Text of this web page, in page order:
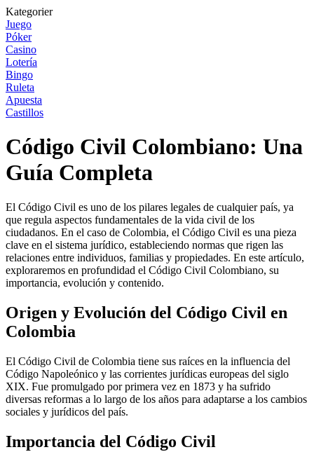
Kategorier
Juego
Póker
Casino
Lotería
Bingo
Ruleta
Apuesta
Castillos
Código Civil Colombiano: Una
Guía Completa
El Código Civil es uno de los pilares legales de cualquier país, ya
que regula aspectos fundamentales de la vida civil de los
ciudadanos. En el caso de Colombia, el Código Civil es una pieza
clave en el sistema jurídico, estableciendo normas que rigen las
relaciones entre individuos, familias y propiedades. En este artículo,
exploraremos en profundidad el Código Civil Colombiano, su
importancia, evolución y contenido.
Origen y Evolución del Código Civil en
Colombia
El Código Civil de Colombia tiene sus raíces en la influencia del
Código Napoleónico y las corrientes jurídicas europeas del siglo
XIX. Fue promulgado por primera vez en 1873 y ha sufrido
diversas reformas a lo largo de los años para adaptarse a los cambios
sociales y jurídicos del país.
Importancia del Código Civil